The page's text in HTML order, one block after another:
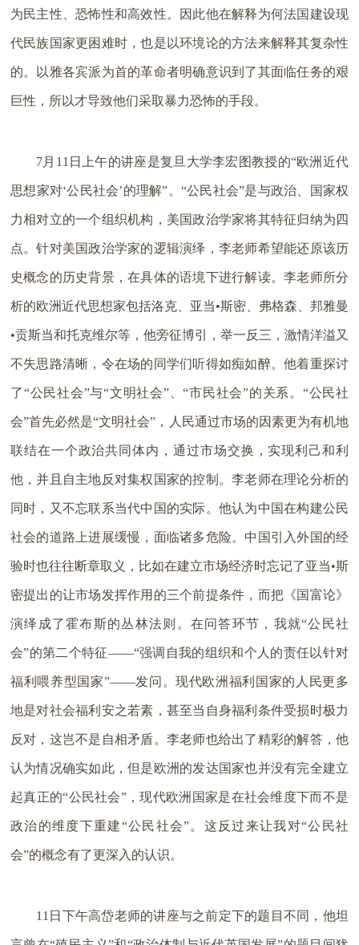
为民主性、恐怖性和高效性。因此他在解释为何法国建设现
代民族国家更困难时，也是以环境论的方法来解释其复杂性
的。以雅各宾派为首的革命者明确意识到了其面临任务的艰
巨性，所以才导致他们采取暴力恐怖的手段。
7月11日上午的讲座是复旦大学李宏图教授的“欧洲近代
思想家对‘公民社会’的理解”。“公民社会”是与政治、国家权
力相对立的一个组织机构，美国政治学家将其特征归纳为四
点。针对美国政治学家的逻辑演绎，李老师希望能还原该历
史概念的历史背景，在具体的语境下进行解读。李老师所分
析的欧洲近代思想家包括洛克、亚当•斯密、弗格森、邦雅曼
•贡斯当和托克维尔等，他旁征博引，举一反三，激情洋溢又
不失思路清晰，令在场的同学们听得如痴如醉。他着重探讨
了“公民社会”与“文明社会”、“市民社会”的关系。“公民社
会”首先必然是“文明社会”，人民通过市场的因素更为有机地
联结在一个政治共同体内，通过市场交换，实现利己和利
他，并且自主地反对集权国家的控制。李老师在理论分析的
同时，又不忘联系当代中国的实际。他认为中国在构建公民
社会的道路上进展缓慢，面临诸多危险。中国引入外国的经
验时也往往断章取义，比如在建立市场经济时忘记了亚当•斯
密提出的让市场发挥作用的三个前提条件，而把《国富论》
演绎成了霍布斯的丛林法则。在问答环节，我就“公民社
会”的第二个特征——“强调自我的组织和个人的责任以针对
福利喂养型国家”——发问。现代欧洲福利国家的人民更多
地是对社会福利安之若素，甚至当自身福利条件受损时极力
反对，这岂不是自相矛盾。李老师也给出了精彩的解答，他
认为情况确实如此，但是欧洲的发达国家也并没有完全建立
起真正的“公民社会”，现代欧洲国家是在社会维度下而不是
政治的维度下重建“公民社会”。这反过来让我对“公民社
会”的概念有了更深入的认识。
11日下午高岱老师的讲座与之前定下的题目不同，他坦